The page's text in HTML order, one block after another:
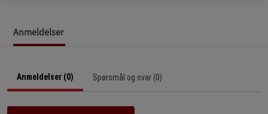
Anmeldelser
Anmeldelser (0) Spørsmål og svar (0)